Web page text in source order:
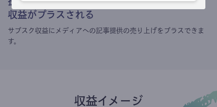
収益がプラスされる
サブスク収益にメディアへの記事提供の売り上げをプラスできま
す。
収益イメージ